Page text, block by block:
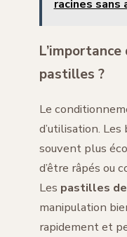
racines
pastilles ?
Le
d’utilisation.
souvent plus
d’être râpés ou
Les pastilles
manipulation
rapidement et